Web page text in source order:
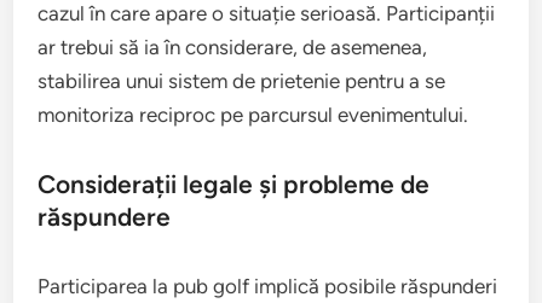
cazul în care apare o situație serioasă. Participanții
ar trebui să ia în considerare, de asemenea,
stabilirea unui sistem de prietenie pentru a se
monitoriza reciproc pe parcursul evenimentului.
Considerații legale și probleme de
răspundere
Participarea la pub golf implică posibile răspunderi